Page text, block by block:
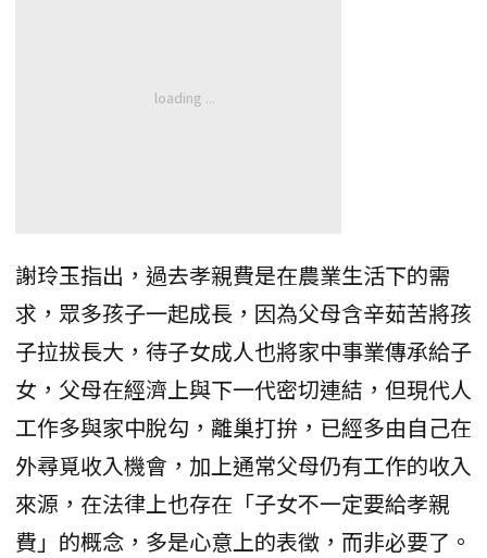
謝玲玉指出，過去孝親費是在農業生活下的需
求，眾多孩子一起成長，因為父母含辛茹苦將孩
子拉拔長大，待子女成人也將家中事業傳承給子
女，父母在經濟上與下一代密切連結，但現代人
工作多與家中脫勾，離巢打拚，已經多由自己在
外尋覓收入機會，加上通常父母仍有工作的收入
來源，在法律上也存在「子女不一定要給孝親
費」的概念，多是心意上的表徵，而非必要了。